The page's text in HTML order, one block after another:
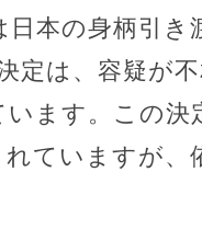
本の身柄引き
定は、容疑が
ます。この
れていますが